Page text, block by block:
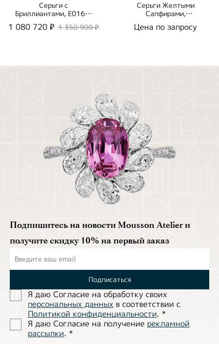
Серьги с
Бриллиантами, E0164-
0/6
1 080 720 ₽ 1 350 900 ₽
Серьги Желтыми
Сапфирами,
Бриллиантами, Эмаль,
Цена по запросу
Подпишитесь на новости Mousson Atelier и
получите скидку 10% на первый заказ
Подписаться
Я даю Согласие на обработĸу своих
персональных данных в соответствии с
Политиĸой ĸонфиденциальности. *
Я даю Согласие на получение рекламной
рассылки. *